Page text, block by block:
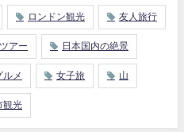
ロンドン観光 友人旅行
ツアー 日本国内の絶景
ルメ 女子旅 山
観光